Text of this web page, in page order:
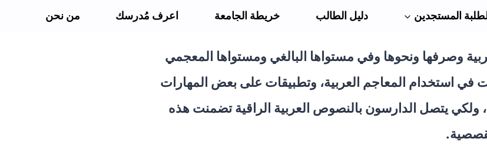
المستجدين دليل الطالب خريطة الجامعة اعرف مُدرسك من نحن
وصرفها ونحوها وفي مستواها البالغي ومستواها المعجمي
استخدام المعاجم العربية، وتطبيقات على بعض المهارات
ولكي يتصل الدارسون بالنصوص العربية الراقية تضمنت هذه